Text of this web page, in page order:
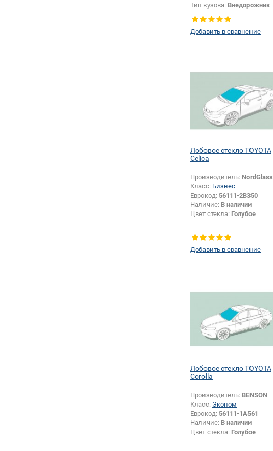
Тип кузова: Внедорожник
Добавить в сравнение
Лобовое стекло TOYOTA
Celica
Производитель: NordGlass
Класс: Бизнес
Еврокод: 56111-2B350
Наличие: В наличии
Цвет стекла: Голубое
Добавить в сравнение
Лобовое стекло TOYOTA
Corolla
Производитель: BENSON
Класс: Эконом
Еврокод: 56111-1A561
Наличие: В наличии
Цвет стекла: Голубое